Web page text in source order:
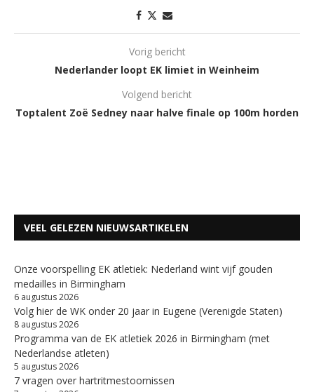
Vorig bericht
Nederlander loopt EK limiet in Weinheim
Volgend bericht
Toptalent Zoë Sedney naar halve finale op 100m horden
VEEL GELEZEN NIEUWSARTIKELEN
Onze voorspelling EK atletiek: Nederland wint vijf gouden
medailles in Birmingham
6 augustus 2026
Volg hier de WK onder 20 jaar in Eugene (Verenigde Staten)
8 augustus 2026
Programma van de EK atletiek 2026 in Birmingham (met
Nederlandse atleten)
5 augustus 2026
7 vragen over hartritmestoornissen